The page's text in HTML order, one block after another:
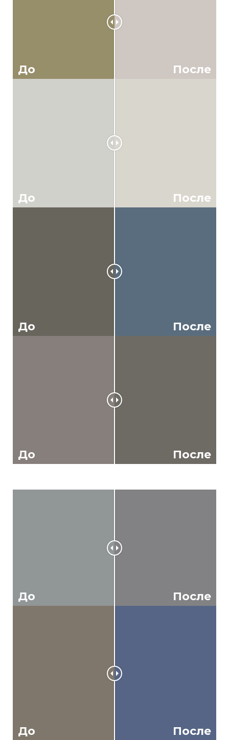
До После
До После
До После
До После
До После
До После